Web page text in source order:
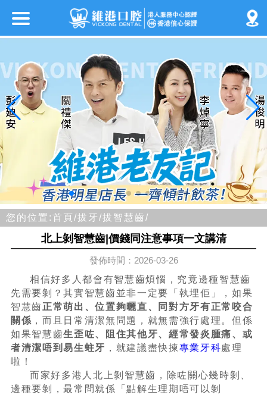
您的位置:首頁/拔牙/拔智慧齒/
北上剝智慧齒|價錢同注意事項一文講清
發佈時間：2026-03-26
相信好多人都會有智慧齒煩惱，究竟邊種智慧齒
先需要剝？其實智慧齒並非一定要「執埋佢」，如果
智慧齒正常萌出、位置夠曬直、同對方牙有正常咬合
關係 ，而且日常清潔無問題，就無需強行處理。但係
如果智慧齒生歪咗、阻住其他牙、經常發炎腫痛、或
者清潔唔到易生蛀牙 ，就建議盡快揀專業牙科處理
啦！
而家好多港人北上剝智慧齒，除咗關心幾時剝、
邊種要剝，最常問就係「點解生理期唔可以剝